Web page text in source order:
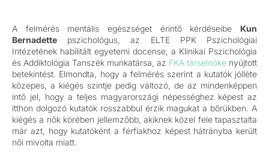
A felmérés mentális egészséget érintő kérdéseibe Kun
Bernadette pszichológus, az ELTE PPK Pszichológiai
Intézetének habilitált egyetemi docense, a Klinikai Pszichológia
és Addiktológia Tanszék munkatársa, az FKA társelnöke nyújtott
betekintést. Elmondta, hogy a felmérés szerint a kutatók jólléte
közepes, a kiégés szintje pedig változó, de az mindenképpen
intő jel, hogy a teljes magyarországi népességhez képest az
itthon dolgozó kutatók rosszabbul érzik magukat a bőrükben. A
kiégés a nők körében jellemzőbb, akiknek közel fele tapasztalta
már azt, hogy kutatóként a férfiakhoz képest hátrányba került
női mivolta miatt.